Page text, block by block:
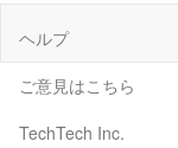
ヘルプ
ご意見はこちら
TechTech Inc.